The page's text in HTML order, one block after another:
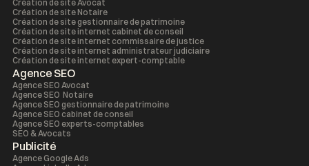
Création de site Avocat
Création de site Notaire
Création de site gestionnaire de patrimoine
Création de site internet cabinet de conseil
Création de site internet commissaire de justice
Création de site internet administrateur judiciaire
Création de site internet expert-comptable
Agence SEO
Agence SEO Avocat
Agence SEO Notaire
Agence SEO gestionnaire de patrimoine
Agence SEO cabinet de conseil
Agence SEO experts-comptables
SEO & Avocats
Publicité
Agence Google Ads